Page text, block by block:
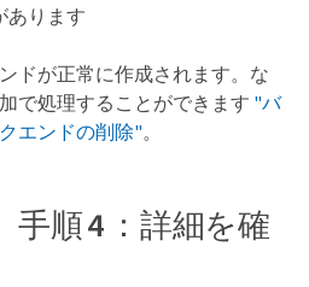
あります
ドが正常に作成されます。な
で処理することができます "バ
エンドの削除"。
手順 4 ：詳細を確